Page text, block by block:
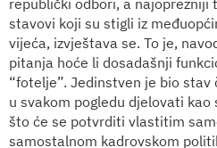
stavovi koji su stigli iz
vijeća, izvještava se. To je,
pitanja hoće li dosadašnji
“fotelje”. Jedinstven je bio
u svakom pogledu djelovati
što će se potvrditi vlastitim
samostalnom kadrovskom